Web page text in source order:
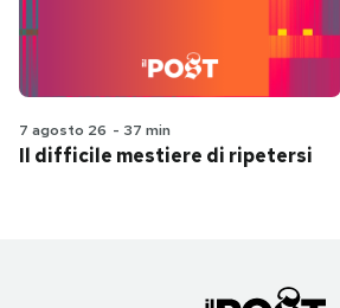
7 agosto 26 - 37 min
Il difficile mestiere di ripetersi